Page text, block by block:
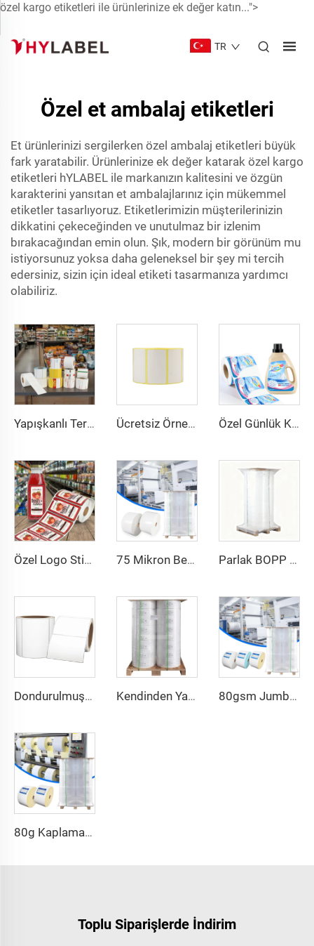
özel kargo etiketleri ile ürünlerinize ek değer katın...">
TR
Özel et ambalaj etiketleri
Et ürünlerinizi sergilerken özel ambalaj etiketleri büyük
fark yaratabilir. Ürünlerinize ek değer katarak özel kargo
etiketleri hYLABEL ile markanızın kalitesini ve özgün
karakterini yansıtan et ambalajlarınız için mükemmel
etiketler tasarlıyoruz. Etiketlerimizin müşterilerinizin
dikkatini çekeceğinden ve unutulmaz bir izlenim
bırakacağından emin olun. Şık, modern bir görünüm mu
istiyorsunuz yoksa daha geleneksel bir şey mi tercih
edersiniz, sizin için ideal etiketi tasarmanıza yardımcı
olabiliriz.
Yapışkanlı Termal Etiket 58x40 58x60 CAS Terazi Etiketi Süpermarket Barkod Sticker Doğrudan Termal Etiket 58x40 Ücretsiz Örnek Süpermarket Önceden Basılı Et Paketleme Fiyat Etiketi Kendinden Yapışkanlı Barkod Kağıt Rulo Etiket Çıkartmalar Özel Günlük Kimyasal Şişe Etiketi Sticker PP Etiket BOPP Polipropilen Sticker Çamaşır Deterjanı Şişe Etiketi Ambalaj İçin
Özel Logo Sticker Ambalaj Yapışkanlı Kağıt Meyve Suyu Şişesi Etiketi Meyve Suyu Etiketi Ambalaj Sticker Gıda İçecek Şişe Etiketi 75 Mikron Beyaz Sentetik Kendinden Yapışkanlı Kağıt Jumbo Etiket Filmi PP Sentetik Kağıt Etiket Jumbo Rulo Parlak BOPP Beyaz/Gümüş/Şeffaf Jumbo Etiket Malzemesi Polipropilen PP Etiket Stoku Kendinden Yapışkanlı Etiket Jumbo Bopp Etiket Sticker
Dondurulmuş Gıda Çıkartmaları Gıda Ambalajı Plastik için Su Geçirmez Termal Boş Gıda Etiketi Kendinden Yapışkanlı Sentetik Parlak Kağıt Etiket Poliester PET Beyaz Film Etiket Kağıdı Jumbo Rulo 80gsm Jumbo Yarı Parlak Kendinden Yapışkanlı Kağıt Termal Transfer Etiket Stoku Ham Madde Jumbo Rulo Etiket
80g Kaplamalı Yarı Parlak Kağıt Termal Transfer Etiketi Sıcak Erime Kendinden Yapışkanlı Kağıt Ham Madde Jumbo Rulo Etiket Stoku Etiket
Toplu Siparişlerde İndirim